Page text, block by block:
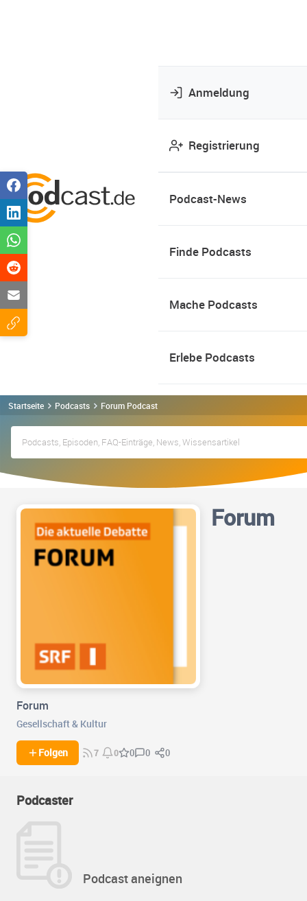
Anmeldung
Registrierung
Podcast-News
Finde Podcasts
Mache Podcasts
Erlebe Podcasts
Startseite Podcasts Forum Podcast
Forum
Forum
Gesellschaft & Kultur
Folgen 7 0 0 0 0
Podcaster
Podcast aneignen